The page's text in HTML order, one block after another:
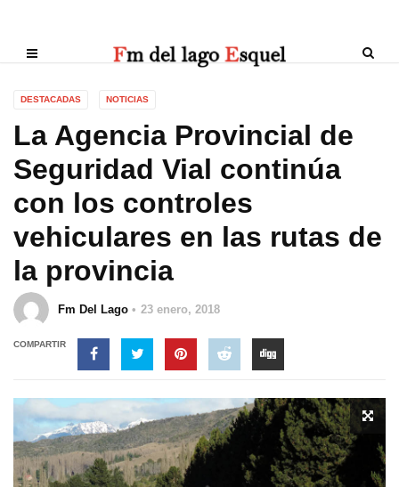
DESTACADAS NOTICIAS
La Agencia Provincial de
Seguridad Vial continúa
con los controles
vehiculares en las rutas de
la provincia
Fm Del Lago 23 enero, 2018
COMPARTIR